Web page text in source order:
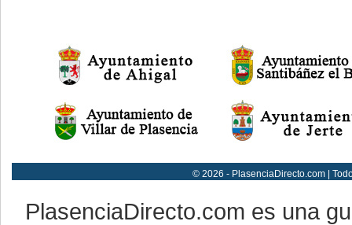
© 2026 - PlasenciaDirecto.com |
PlasenciaDirecto.com es una